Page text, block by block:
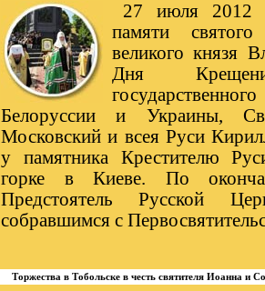
27 июля 2012
памяти святого
великого князя
Дня
Белоруссии и Украины,
Московский и всея Руси
у памятника Крестителю
горке в Киеве. По
Предстоятель Русской
собравшимся с
Торжества в Тобольске в честь святителя Иоанна и